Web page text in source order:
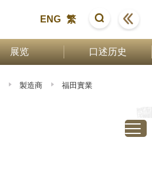
ENG 繁
展览 口述历史
製造商 福田實業